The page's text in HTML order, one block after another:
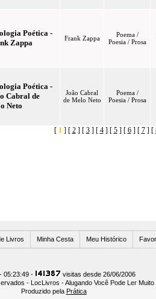
Poética -
Zappa
Frank Zappa
Poema /
Poesia / Prosa
Poética -
Cabral de
Neto
João Cabral
de Melo Neto
Poema /
Poesia / Prosa
[ 1] [ 2] [ 3] [ 4] [ 5] [ 6] [ 7] [
Livros Minha Cesta Meu Histórico
05:23:49 -
visitas desde 26/06/2006
- LocLivros - Alugando Você Pode Ler Muito
Produzido pela Prática